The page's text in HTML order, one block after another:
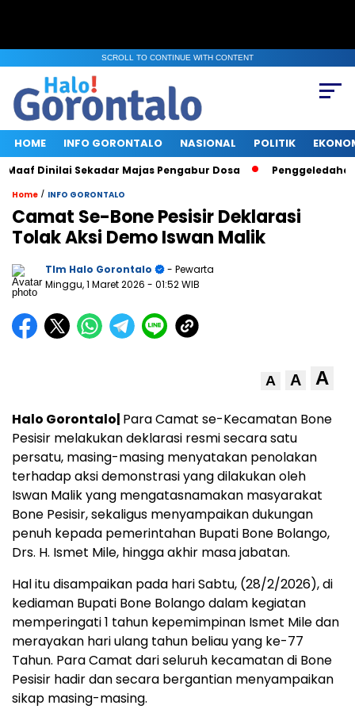
SCROLL TO CONTINUE WITH CONTENT
HOME INFO GORONTALO NASIONAL POLITIK
Dinilai Sekadar Majas Pengabur Dosa Penggeledahan
Home / INFO GORONTALO
Camat Se-Bone Pesisir Deklarasi
Tolak Aksi Demo Iswan Malik
TIm Halo Gorontalo
- Pewarta
Minggu, 1 Maret 2026 - 01:52 WIB
A A A
Halo Gorontalo| Para Camat se-Kecamatan Bone
Pesisir melakukan deklarasi resmi secara satu
persatu, masing-masing menyatakan penolakan
terhadap aksi demonstrasi yang dilakukan oleh
Iswan Malik yang mengatasnamakan masyarakat
Bone Pesisir, sekaligus menyampaikan dukungan
penuh kepada pemerintahan Bupati Bone Bolango,
Drs. H. Ismet Mile, hingga akhir masa jabatan.
Hal itu disampaikan pada hari Sabtu, (28/2/2026), di
kediaman Bupati Bone Bolango dalam kegiatan
memperingati 1 tahun kepemimpinan Ismet Mile dan
merayakan hari ulang tahun beliau yang ke-77
Tahun. Para Camat dari seluruh kecamatan di Bone
Pesisir hadir dan secara bergantian menyampaikan
sikap masing-masing.